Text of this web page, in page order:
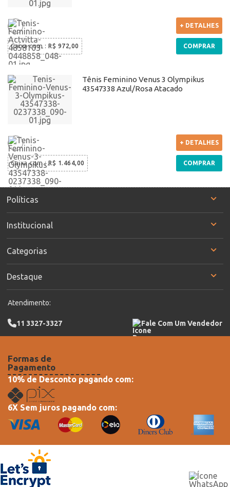
Caixa com : R$ 972,00
+ DETALHES
COMPRAR
Tênis Feminino Venus 3 Olympikus
43547338 Azul/Rosa Atacado
Caixa com: R$ 1.464,00
+ DETALHES
COMPRAR
Políticas
Institucional
Categorias
Destaque
Atendimento:
11 3327-3327 Fale Com Um Vendedor
Formas de
Pagamento
10% de Desconto pagando com:
6X Sem juros pagando com: